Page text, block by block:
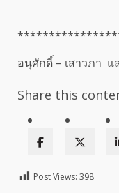
อนุศักดิ์ – เสาวภา
Share this
Post Views: 398